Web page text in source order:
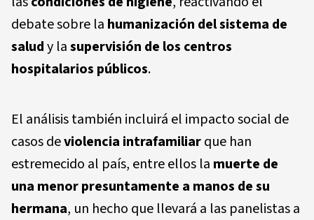
debate sobre la humanización del sistema de
saludy lasupervisión de los centros
hospitalarios públicos.
El análisis también incluirá el impacto social de
casos deviolencia intrafamiliarque han
estremecido al país, entre ellos la muerte de
una menor presuntamente a manos de su
hermana, un hecho que llevará a las panelistas a